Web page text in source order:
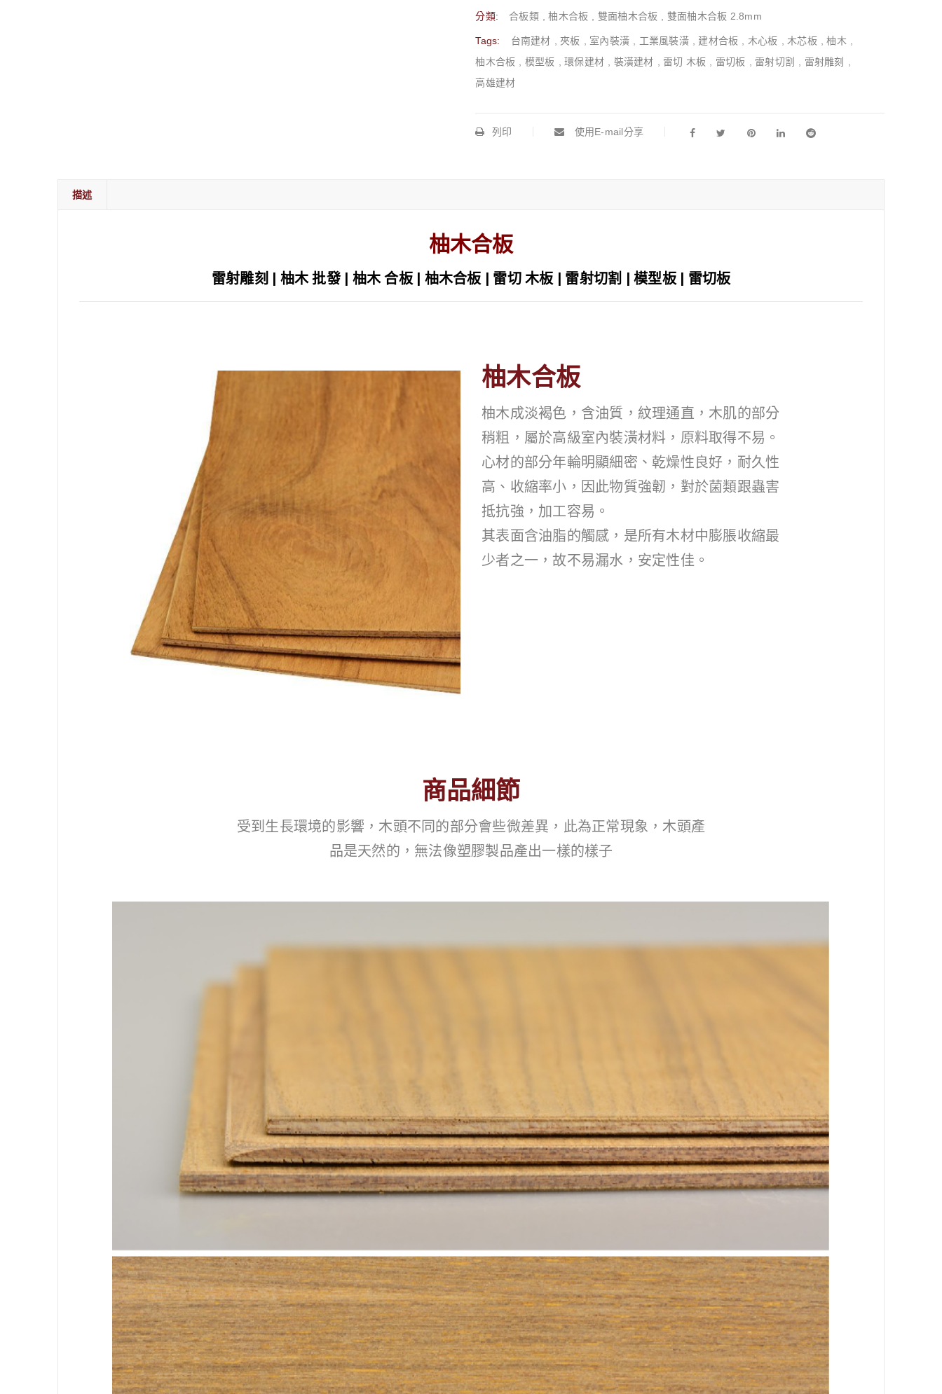
分類: 合板類 ,柚木合板 雙面柚木合板 雙面柚木合板 2.8mm
Tags: 台南建材 ,夾板 室內裝潢 工業風裝潢 建材合板 木心板 木芯板 ,柚木
柚木合板
模型板 ,環保建材 裝潢建材 雷切 木板 雷切板 雷射切割 雷射雕刻
高雄建材
列印 使用E-mail分享
描述
柚木合板
雷射雕刻 | 柚木 批發 | 柚木 合板 | 柚木合板 | 雷切 木板 | 雷射切割 | 模型板 | 雷切板
柚木合板
柚木成淡褐色，含油質，紋理通直，木肌的部分
稍粗，屬於高級室內裝潢材料，原料取得不易。
心材的部分年輪明顯細密、乾燥性良好，耐久性
高、收縮率小，因此物質強韌，對於菌類跟蟲害
抵抗強，加工容易。
其表面含油脂的觸感，是所有木材中膨脹收縮最
少者之一，故不易漏水，安定性佳。
商品細節
受到生長環境的影響，木頭不同的部分會些微差異，此為正常現象，木頭產
品是天然的，無法像塑膠製品產出一樣的樣子